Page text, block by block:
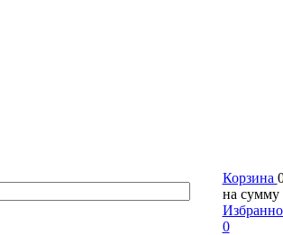
Корзина
на сумму
0